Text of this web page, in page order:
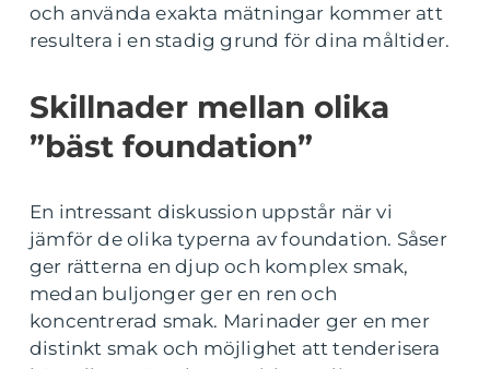
och använda exakta mätningar kommer att
resultera i en stadig grund för dina måltider.
Skillnader mellan olika
”bäst foundation”
En intressant diskussion uppstår när vi
jämför de olika typerna av foundation. Såser
ger rätterna en djup och komplex smak,
medan buljonger ger en ren och
koncentrerad smak. Marinader ger en mer
distinkt smak och möjlighet att tenderisera